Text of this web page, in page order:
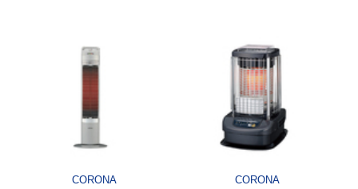
CORONA CORONA